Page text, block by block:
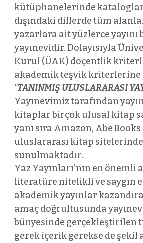
kütüphanelerinde
dışındaki dillerde tüm
yazarlara ait yüzlerce yayını
yayınevidir. Dolayısıyla
Kurul (ÜAK) doçentlik
akademik teşvik kriterlerine
“TANINMIŞ ULUSLARARASI
Yayınevimiz tarafından
kitaplar birçok ulusal kitap
yanı sıra Amazon, Abe
uluslararası kitap sitelerinde
sunulmaktadır.
Yaz Yayınları’nın en önemli
literatüre nitelikli ve saygın
akademik yayınlar
amaç doğrultusunda
bünyesinde gerçekleştirilen
gerek içerik gerekse de şekil